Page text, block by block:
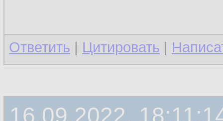
Ответить | Цитировать |
16.09.2022,